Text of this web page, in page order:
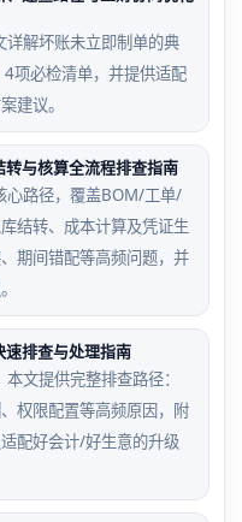
解坏账未立即制单的典
项必检清单，并提供适配
建议。
与核算全流程排查指南
心路径，覆盖BOM/工单/
结转、成本计算及凭证生
期间错配等高频问题，并
速排查与处理指南
文提供完整排查路径：
权限配置等高频原因，附
配好会计/好生意的升级